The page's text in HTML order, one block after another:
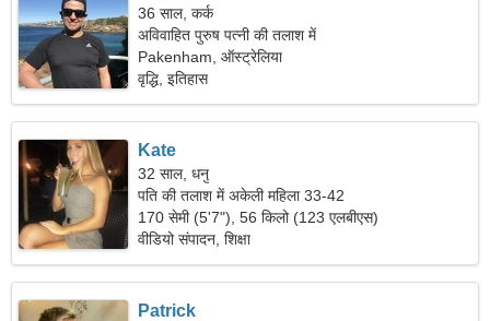
36 साल, कर्क
अविवाहित पुरुष पत्नी की तलाश में
Pakenham, ऑस्ट्रेलिया
वृद्धि, इतिहास
Kate
32 साल, धनु
पति की तलाश में अकेली महिला 33-42
170 सेमी (5'7"), 56 किलो (123 एलबीएस)
वीडियो संपादन, शिक्षा
Patrick